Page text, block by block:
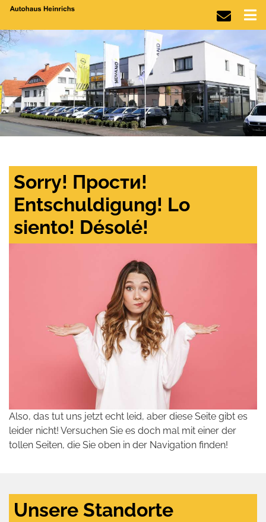
Sorry! Прости!
Entschuldigung! Lo
siento! Désolé!
Also, das tut uns jetzt echt leid, aber diese Seite gibt es
leider nicht! Versuchen Sie es doch mal mit einer der
tollen Seiten, die Sie oben in der Navigation finden!
Unsere Standorte